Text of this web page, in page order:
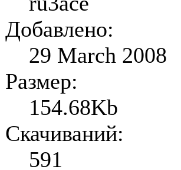
Добавлено:
29 March 2008
Размер:
154.68Kb
Скачиваний:
591